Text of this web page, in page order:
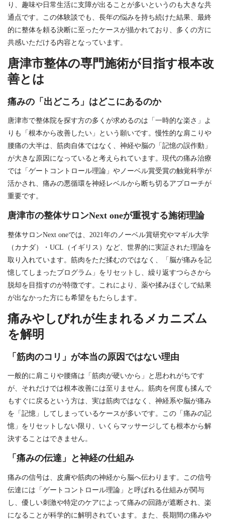
り、趣味や日常生活に支障が出ることが多いというのも大きな共
通点です。この体験談でも、長年の悩みを持ち続けた結果、最終
的に整体を頼る決断に至ったケースが描かれており、多くの方に
共感いただける内容となっています。
唐津市整体の専門施術が目指す根本改
善とは
痛みの「出どころ」はどこにあるのか
唐津市で整体院を探す方の多くが求めるのは「一時的な楽さ」よ
りも「根本から改善したい」という願いです。慢性的な肩こりや
腰痛の大半は、筋肉自体ではなく、神経や脳の「記憶の誤作動」
が大きな原因になっていると考えられています。現代の痛み治療
では「ゲートコントロール理論」やノーベル賞受賞の触覚科学が
活かされ、痛みの悪循環を神経レベルから断ち切るアプローチが
重要です。
唐津市の整体サロンNext oneが重視する施術理論
整体サロンNext oneでは、2021年のノーベル賞研究やマギル大学
（カナダ）・UCL（イギリス）など、世界的に実証された理論を
取り入れています。筋肉をただ揉むのではなく、「脳が痛みを記
憶してしまったプログラム」をリセットし、繰り返すつらさから
脱却を目指すのが特徴です。これにより、薬や揉みほぐしで結果
が出なかった方にも希望をもたらします。
痛みやしびれが生まれるメカニズム
を解明
「筋肉のコリ」が本当の原因ではない理由
一般的に肩こりや腰痛は「筋肉が硬いから」と思われがちです
が、それだけでは根本改善には至りません。筋肉を何度も揉んで
もすぐに戻るという方は、実は筋肉ではなく、神経系や脳が痛み
を「記憶」してしまっているケースが多いです。この「痛みの記
憶」をリセットしない限り、いくらマッサージしても根本から解
決することはできません。
「痛みの伝達」と神経の仕組み
痛みの信号は、皮膚や筋肉の神経から脳へ伝わります。この信号
伝達には「ゲートコントロール理論」と呼ばれる仕組みが関与
し、優しい刺激や特定のケアによって痛みの回路が遮断され、楽
になることが科学的に解明されています。また、長期間の痛みや